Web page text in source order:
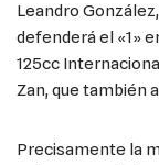
Leandro
defenderá el «1»
125cc
Zan, que también
Precisamente la